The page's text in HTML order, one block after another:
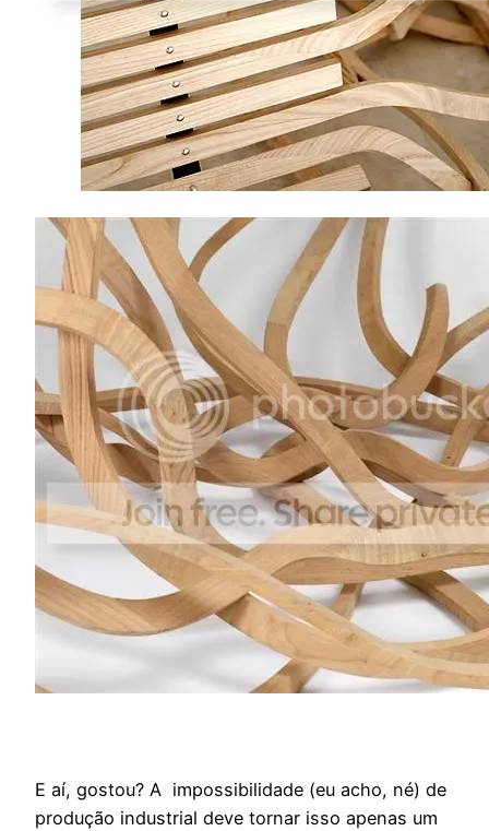
E aí, gostou? A impossibilidade (eu acho, né) de
produção industrial deve tornar isso apenas um